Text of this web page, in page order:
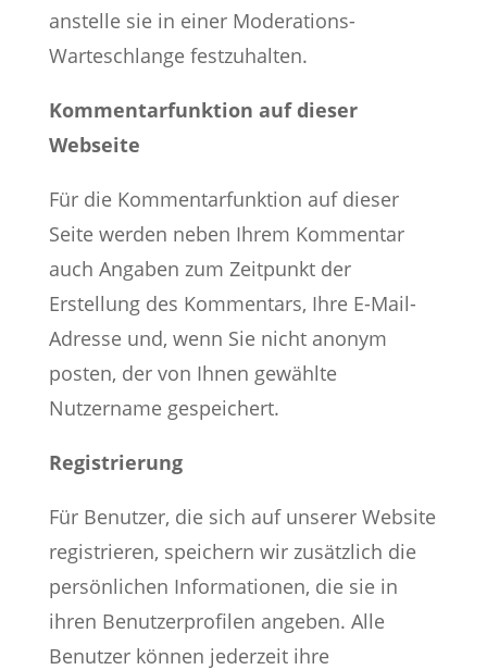
anstelle sie in einer Moderations-
Warteschlange festzuhalten.
Kommentarfunktion auf dieser
Webseite
Für die Kommentarfunktion auf dieser
Seite werden neben Ihrem Kommentar
auch Angaben zum Zeitpunkt der
Erstellung des Kommentars, Ihre E-Mail-
Adresse und, wenn Sie nicht anonym
posten, der von Ihnen gewählte
Nutzername gespeichert.
Registrierung
Für Benutzer, die sich auf unserer Website
registrieren, speichern wir zusätzlich die
persönlichen Informationen, die sie in
ihren Benutzerprofilen angeben. Alle
Benutzer können jederzeit ihre